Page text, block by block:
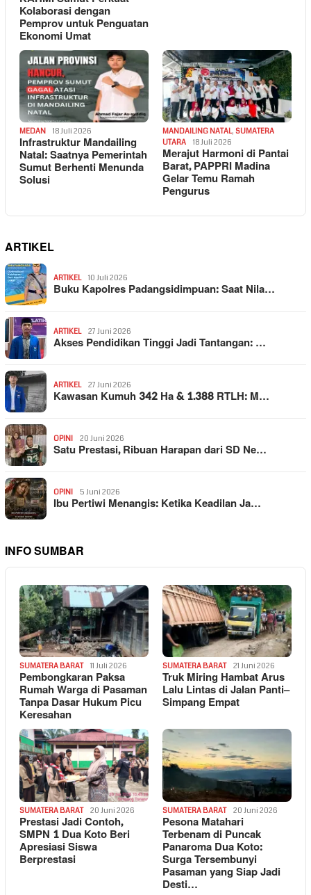
Kolaborasi dengan
Pemprov untuk Penguatan
Ekonomi Umat
MEDAN 18 Juli 2026
Infrastruktur Mandailing
Natal: Saatnya Pemerintah
Sumut Berhenti Menunda
Solusi
MANDAILING NATAL, SUMATERA
UTARA
18 Juli 2026
Merajut Harmoni di Pantai
Barat, PAPPRI Madina
Gelar Temu Ramah
Pengurus
ARTIKEL
ARTIKEL 10 Juli 2026
Buku Kapolres Padangsidimpuan: Saat Nila…
ARTIKEL 27 Juni 2026
Akses Pendidikan Tinggi Jadi Tantangan: …
ARTIKEL 27 Juni 2026
Kawasan Kumuh 342 Ha & 1.388 RTLH: M…
OPINI 20 Juni 2026
Satu Prestasi, Ribuan Harapan dari SD Ne…
OPINI 5 Juni 2026
Ibu Pertiwi Menangis: Ketika Keadilan Ja…
INFO SUMBAR
SUMATERA BARAT 11 Juli 2026
Pembongkaran Paksa
Rumah Warga di Pasaman
Tanpa Dasar Hukum Picu
Keresahan
SUMATERA BARAT 21 Juni 2026
Truk Miring Hambat Arus
Lalu Lintas di Jalan Panti–
Simpang Empat
SUMATERA BARAT 20 Juni 2026
Prestasi Jadi Contoh,
SMPN 1 Dua Koto Beri
Apresiasi Siswa
Berprestasi
SUMATERA BARAT 20 Juni 2026
Pesona Matahari
Terbenam di Puncak
Panaroma Dua Koto:
Surga Tersembunyi
Pasaman yang Siap Jadi
Desti…